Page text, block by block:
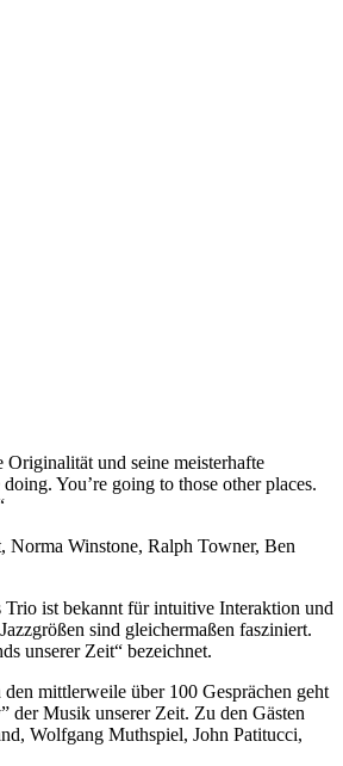
und seine meisterhafte
You’re going to those other places.
Norma Winstone, Ralph Towner, Ben
Trio ist bekannt für intuitive Interaktion und
sind gleichermaßen fasziniert.
unserer Zeit“ bezeichnet.
mittlerweile über 100 Gesprächen geht
der Musik unserer Zeit. Zu den Gästen
Wolfgang Muthspiel, John Patitucci,